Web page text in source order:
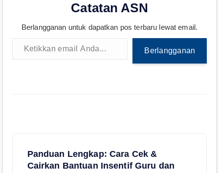
Catatan ASN
Berlangganan untuk dapatkan pos terbaru lewat email.
Ketikkan email Anda...
Berlangganan
Panduan Lengkap: Cara Cek &
Cairkan Bantuan Insentif Guru dan